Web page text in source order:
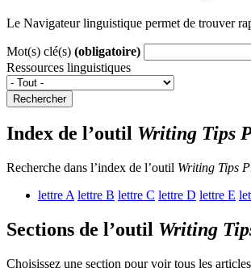
Le Navigateur linguistique permet de trouver
Mot(s) clé(s) (obligatoire)
Ressources linguistiques
Rechercher
Index de l’outil Writing Tips
Recherche dans l’index de l’outil Writing Tips
lettre A lettre B lettre C lettre D lettre E
Sections de l’outil Writing
Choisissez une section pour voir tous les